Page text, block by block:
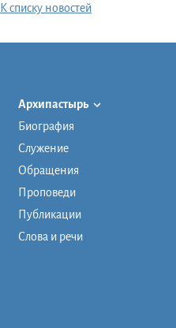
К списку новостей
Архипастырь
Биография
Служение
Обращения
Проповеди
Публикации
Слова и речи